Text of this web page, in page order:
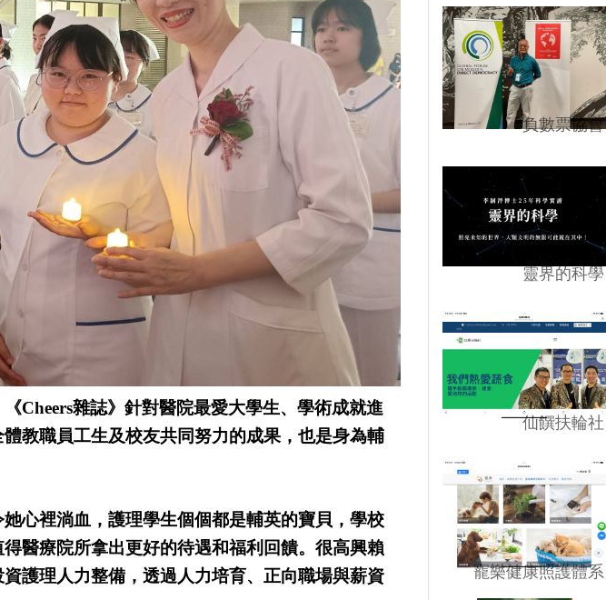
Cheers雜誌》針對醫院最愛大學生、學術成就進
教職員工生及校友共同努力的成果，也是身為輔
心裡淌血，護理學生個個都是輔英的寶貝，學校
醫療院所拿出更好的待遇和福利回饋。很高興賴
護理人力整備，透過人力培育、正向職場與薪資
負數票協會
靈界的科學
仙饌扶輪社
寵樂健康照護體系